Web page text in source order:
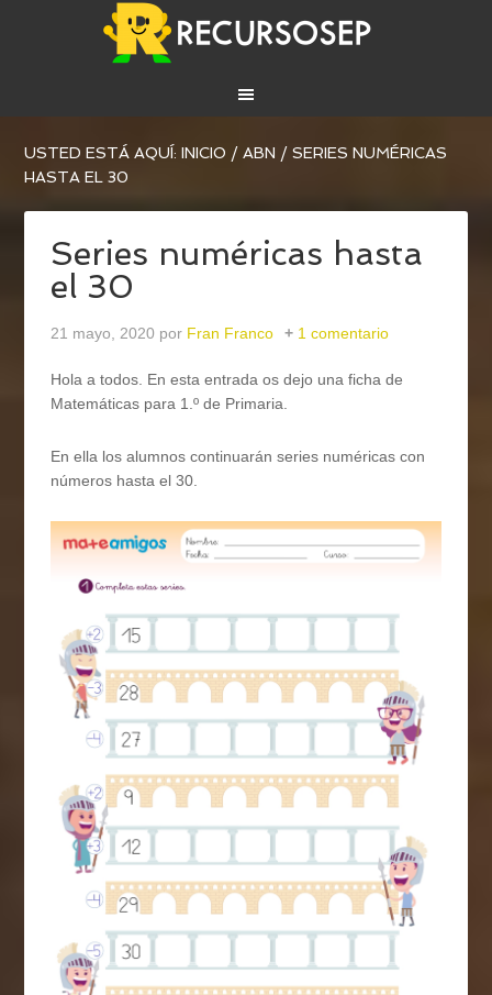
USTED ESTÁ AQUÍ:INICIO / ABN / SERIES NUMÉRICAS
HASTA EL 30
Series numéricas hasta
el 30
21 mayo, 2020 por Fran Franco 1 comentario
Hola a todos. En esta entrada os dejo una ficha de
Matemáticas para 1.º de Primaria.
En ella los alumnos continuarán series numéricas con
números hasta el 30.